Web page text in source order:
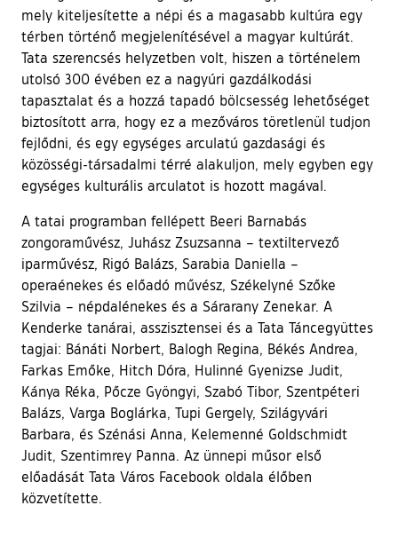
mely kiteljesítette a népi és a magasabb kultúra egy
térben történő megjelenítésével a magyar kultúrát.
Tata szerencsés helyzetben volt, hiszen a történelem
utolsó 300 évében ez a nagyúri gazdálkodási
tapasztalat és a hozzá tapadó bölcsesség lehetőséget
biztosított arra, hogy ez a mezőváros töretlenül tudjon
fejlődni, és egy egységes arculatú gazdasági és
közösségi-társadalmi térré alakuljon, mely egyben egy
egységes kulturális arculatot is hozott magával.
A tatai programban fellépett Beeri Barnabás
zongoraművész, Juhász Zsuzsanna – textiltervező
iparművész, Rigó Balázs, Sarabia Daniella –
operaénekes és előadó művész, Székelyné Szőke
Szilvia – népdalénekes és a Sárarany Zenekar. A
Kenderke tanárai, asszisztensei és a Tata Táncegyüttes
tagjai: Bánáti Norbert, Balogh Regina, Békés Andrea,
Farkas Emőke, Hitch Dóra, Hulinné Gyenizse Judit,
Kánya Réka, Pőcze Gyöngyi, Szabó Tibor, Szentpéteri
Balázs, Varga Boglárka, Tupi Gergely, Szilágyvári
Barbara, és Szénási Anna, Kelemenné Goldschmidt
Judit, Szentimrey Panna. Az ünnepi műsor első
előadását Tata Város Facebook oldala élőben
közvetítette.